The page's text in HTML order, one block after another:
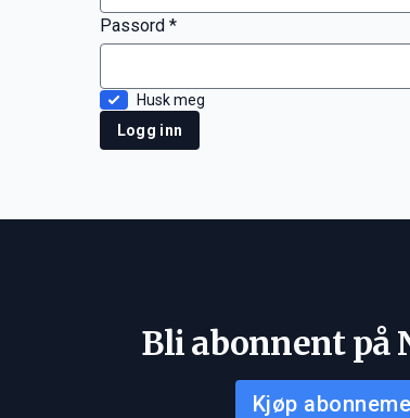
Passord *
Husk meg
Logg inn
Bli abonnent på
Kjøp